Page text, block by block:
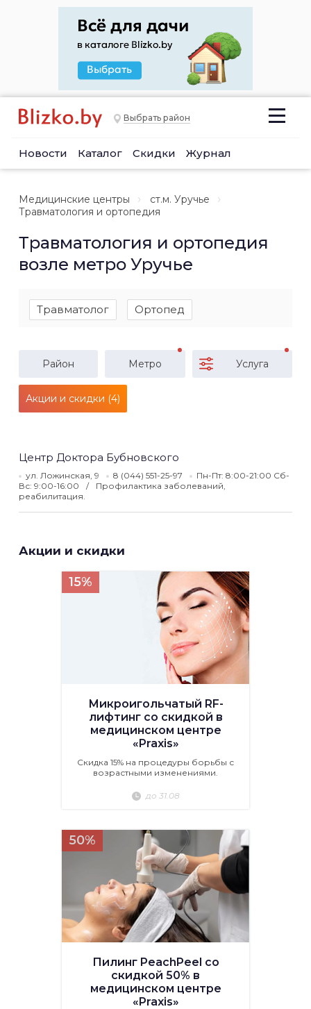
Выбрать район
Новости Каталог Скидки Журнал
Медицинские центры
ст.м. Уручье
Травматология и ортопедия
Травматология и ортопедия
возле метро Уручье
Травматолог Ортопед
Район Метро Услуга
Акции и скидки (4)
Центр Доктора Бубновского
ул. Ложинская, 9 8 (044) 551-25-97
Пн-Пт: 8:00-21:00 Сб-
Вс: 9:00-16:00
Профилактика заболеваний,
реабилитация.
Акции и скидки
15%
Микроигольчатый RF-
лифтинг со скидкой в
медицинском центре
«Praxis»
Скидка 15% на процедуры борьбы с
возрастными изменениями.
до 31.08
50%
Пилинг PeachPeel со
скидкой 50% в
медицинском центре
«Praxis»